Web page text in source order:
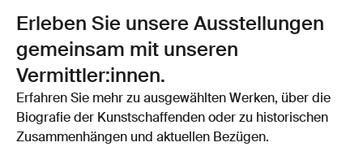
Erleben Sie unsere Ausstellungen
gemeinsam mit unseren
Vermittler:innen.
Erfahren Sie mehr zu ausgewählten Werken, über die
Biografie der Kunstschaffenden oder zu historischen
Zusammenhängen und aktuellen Bezügen.